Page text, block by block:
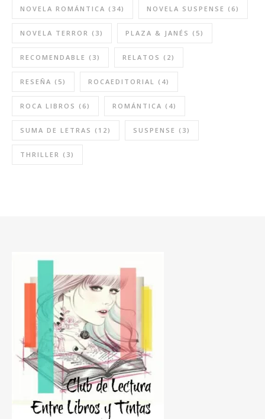
NOVELA ROMÁNTICA (34) NOVELA SUSPENSE (6)
NOVELA TERROR (3) PLAZA & JANÉS (5)
RECOMENDABLE (3) RELATOS (2)
RESEÑA (5) ROCAEDITORIAL (4)
ROCA LIBROS (6) ROMÁNTICA (4)
SUMA DE LETRAS (12) SUSPENSE (3)
THRILLER (3)